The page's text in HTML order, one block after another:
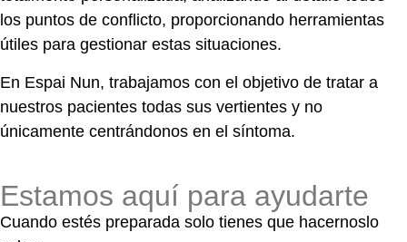
los puntos de conflicto, proporcionando herramientas
útiles para gestionar estas situaciones.
En Espai Nun, trabajamos con el objetivo de tratar a
nuestros pacientes todas sus vertientes y no
únicamente centrándonos en el síntoma.
Estamos aquí para ayudarte
Cuando estés preparada solo tienes que hacernoslo